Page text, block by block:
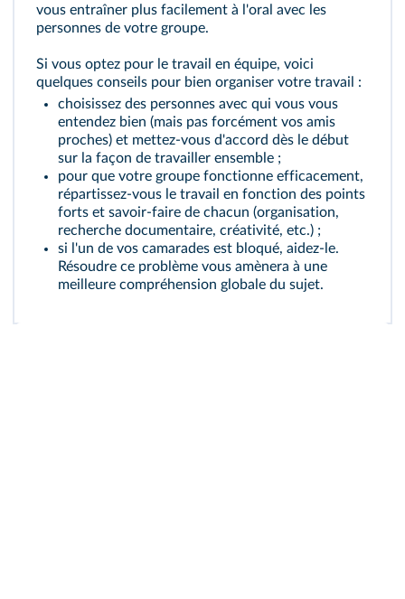
vous entraîner plus facilement à l'oral avec les
personnes de votre groupe.
Si vous optez pour le travail en équipe, voici
quelques conseils pour bien organiser votre travail :
choisissez des personnes avec qui vous vous
entendez bien (mais pas forcément vos amis
proches) et mettez-vous d'accord dès le début
sur la façon de travailler ensemble ;
pour que votre groupe fonctionne efficacement,
répartissez-vous le travail en fonction des points
forts et savoir-faire de chacun (organisation,
recherche documentaire, créativité, etc.) ;
si l'un de vos camarades est bloqué, aidez-le.
Résoudre ce problème vous amènera à une
meilleure compréhension globale du sujet.